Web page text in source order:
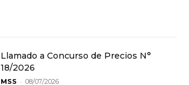
Llamado a Concurso de Precios N°
18/2026
MSS - 08/07/2026